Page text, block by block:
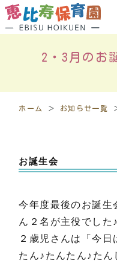
ホーム
施設案内
千歳
岩見沢
千歳
2・3月のお
ホーム ＞ お知らせ一覧
お誕生会
今年度最後のお誕生
ん２名が主役でした♪
２歳児さんは「今
たん♪たんたん♪たん